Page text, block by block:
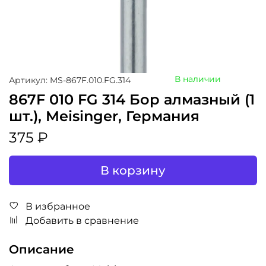
Артикул: MS-867F.010.FG.314 В наличии
867F 010 FG 314 Бор алмазный (1
шт.), Meisinger, Германия
375 ₽
В корзину
В избранное
Добавить в сравнение
Описание